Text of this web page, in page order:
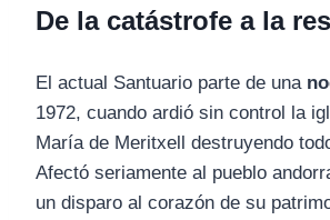
De la catástrofe a la
El actual Santuario parte de una
1972, cuando ardió sin control la
María de Meritxell destruyendo
Afectó seriamente al pueblo
un disparo al corazón de su